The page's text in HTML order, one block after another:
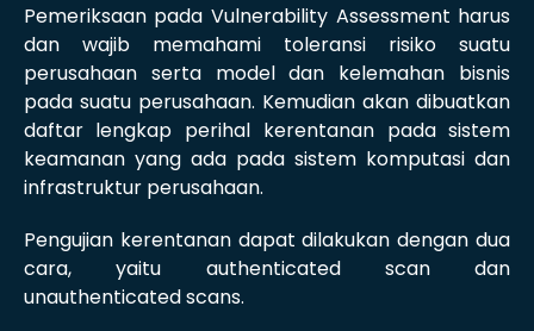
Pemeriksaan pada Vulnerability Assessment harus
dan wajib memahami toleransi risiko suatu
perusahaan serta model dan kelemahan bisnis
pada suatu perusahaan. Kemudian akan dibuatkan
daftar lengkap perihal kerentanan pada sistem
keamanan yang ada pada sistem komputasi dan
infrastruktur perusahaan.
Pengujian kerentanan dapat dilakukan dengan dua
cara, yaitu authenticated scan dan
unauthenticated scans.